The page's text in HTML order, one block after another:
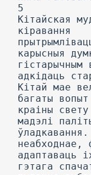
5
Кітайская
кіравання
карысныя
гістарычным
адкідаць
Кітай мае
багаты
краіны
мадэлі
неабходнае,
адаптаваць
гэтага